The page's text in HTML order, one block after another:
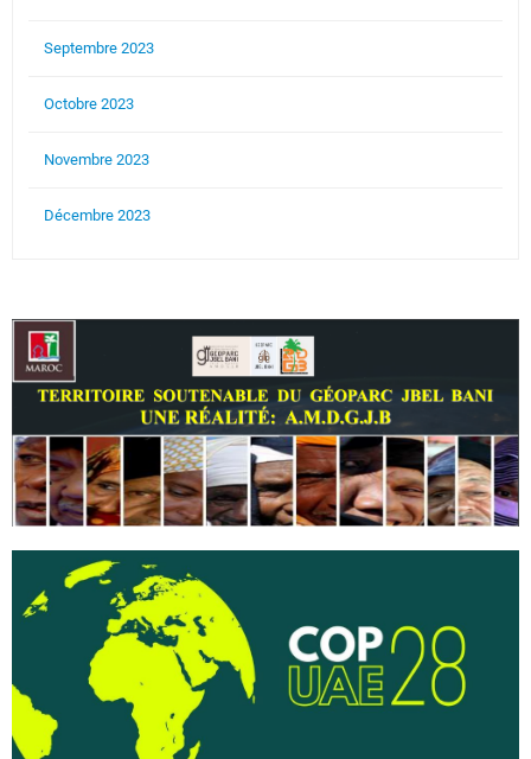
Septembre 2023
Octobre 2023
Novembre 2023
Décembre 2023